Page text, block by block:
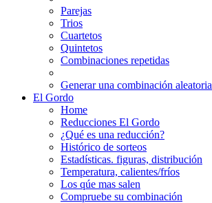
Parejas
Trios
Cuartetos
Quintetos
Combinaciones repetidas
Generar una combinación aleatoria
El Gordo
Home
Reducciones El Gordo
¿Qué es una reducción?
Histórico de sorteos
Estadísticas. figuras, distribución
Temperatura, calientes/fríos
Los qúe mas salen
Compruebe su combinación